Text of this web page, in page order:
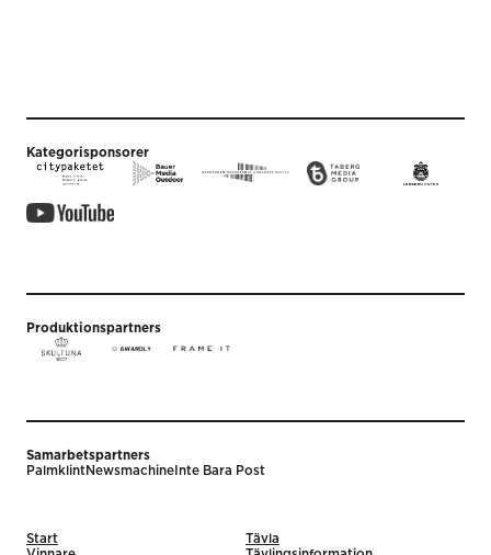
Kategorisponsorer
Produktionspartners
Samarbetspartners
PalmklintNewsmachine Inte Bara Post
Start
Tävla